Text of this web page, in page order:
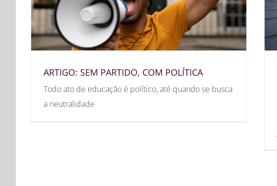
ARTIGO: SEM PARTIDO, COM POLÍTICA
Todo ato de educação é político, até quando se busca
a neutralidade